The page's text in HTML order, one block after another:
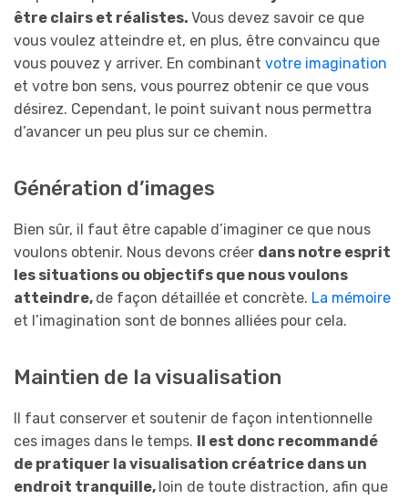
être clairs et réalistes. Vous devez savoir ce que
vous voulez atteindre et, en plus, être convaincu que
vous pouvez y arriver. En combinant votre imagination
et votre bon sens, vous pourrez obtenir ce que vous
désirez. Cependant, le point suivant nous permettra
d’avancer un peu plus sur ce chemin.
Génération d’images
Bien sûr, il faut être capable d’imaginer ce que nous
voulons obtenir. Nous devons créer dans notre esprit
les situations ou objectifs que nous voulons
atteindre, de façon détaillée et concrète. La mémoire
et l’imagination sont de bonnes alliées pour cela.
Maintien de la visualisation
Il faut conserver et soutenir de façon intentionnelle
ces images dans le temps.
Il est donc recommandé
de pratiquer la visualisation créatrice dans un
endroit tranquille, loin de toute distraction, afin que